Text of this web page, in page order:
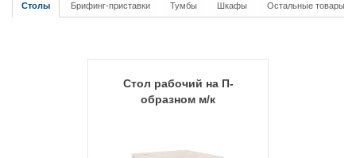
Столы Брифинг-приставки Тумбы Шкафы Остальные товары
Стол рабочий на П-
образном м/к